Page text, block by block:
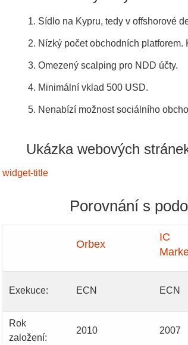
Sídlo na Kypru, tedy v offshorové
Nízký počet obchodních
Omezený scalping pro NDD účty.
Minimální vklad 500 USD.
Nenabízí možnost sociálního
Ukázka webových
widget-title
Porovnání s
Orbex
IC
Exekuce: ECN ECN
Rok
založení:
2010 2007